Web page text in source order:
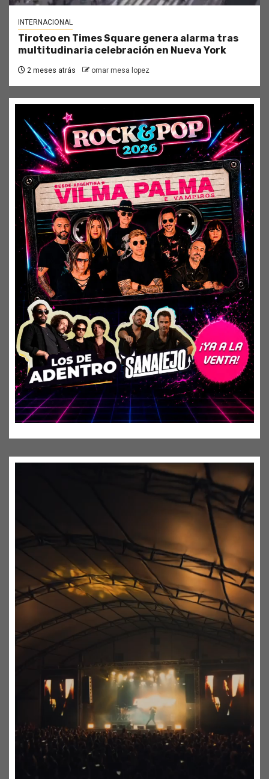
INTERNACIONAL
Tiroteo en Times Square genera alarma tras
multitudinaria celebración en Nueva York
2 meses atrás omar mesa lopez